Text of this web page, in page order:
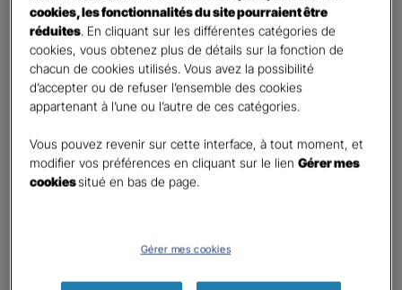
United
States
+1
E-mail
En cochant cette case et en soumettant ce formulaire,
j'accepte que mes données personnelles soient utilisées
cookies, les fonctionnalités du site pourraient être
réduites. En cliquant sur les différentes catégories de
cookies, vous obtenez plus de détails sur la fonction de
chacun de cookies utilisés. Vous avez la possibilité
d’accepter ou de refuser l’ensemble des cookies
appartenant à l’une ou l’autre de ces catégories.
Vous pouvez revenir sur cette interface, à tout moment, et
modifier vos préférences en cliquant sur le lienGérer mes
cookiessitué en bas de page.
Gérer mes cookies